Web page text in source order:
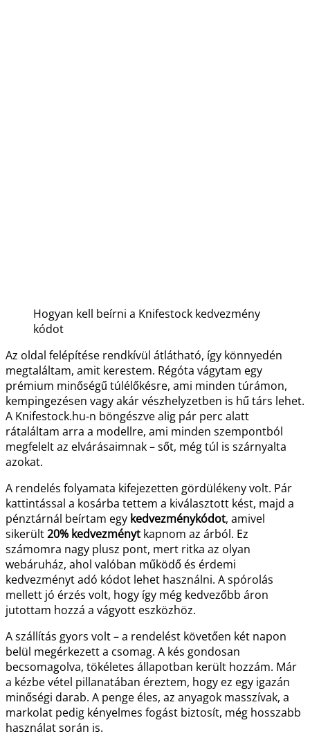
Hogyan kell beírni a Knifestock kedvezmény
kódot
Az oldal felépítése rendkívül átlátható, így könnyedén
megtaláltam, amit kerestem. Régóta vágytam egy
prémium minőségű túlélőkésre, ami minden túrámon,
kempingezésen vagy akár vészhelyzetben is hű társ lehet.
A Knifestock.hu-n böngészve alig pár perc alatt
rátaláltam arra a modellre, ami minden szempontból
megfelelt az elvárásaimnak – sőt, még túl is szárnyalta
azokat.
A rendelés folyamata kifejezetten gördülékeny volt. Pár
kattintással a kosárba tettem a kiválasztott kést, majd a
pénztárnál beírtam egy kedvezménykódot, amivel
sikerült20% kedvezményt kapnom az árból. Ez
számomra nagy plusz pont, mert ritka az olyan
webáruház, ahol valóban működő és érdemi
kedvezményt adó kódot lehet használni. A spórolás
mellett jó érzés volt, hogy így még kedvezőbb áron
jutottam hozzá a vágyott eszközhöz.
A szállítás gyors volt – a rendelést követően két napon
belül megérkezett a csomag. A kés gondosan
becsomagolva, tökéletes állapotban került hozzám. Már
a kézbe vétel pillanatában éreztem, hogy ez egy igazán
minőségi darab. A penge éles, az anyagok masszívak, a
markolat pedig kényelmes fogást biztosít, még hosszabb
használat során is.